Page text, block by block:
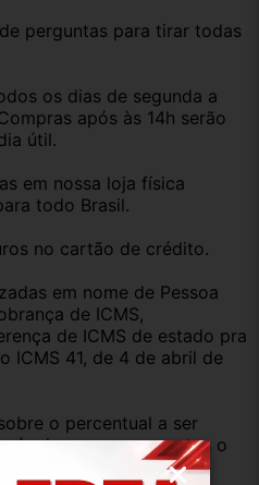
perguntas para tirar todas
os dias de segunda a
após às 14h serão
útil.
em nossa loja física
todo Brasil.
no cartão de crédito.
em nome de Pessoa
de ICMS,
de ICMS de estado pra
ICMS 41, de 4 de abril de
o percentual a ser
do campo perguntas o